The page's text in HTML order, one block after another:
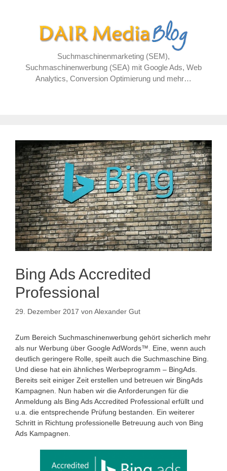
Suchmaschinenmarketing (SEM),
Suchmaschinenwerbung (SEA) mit Google Ads, Web
Analytics, Conversion Optimierung und mehr…
Bing Ads Accredited
Professional
29. Dezember 2017 von Alexander Gut
Zum Bereich Suchmaschinenwerbung gehört sicherlich mehr
als nur Werbung über Google AdWords™. Eine, wenn auch
deutlich geringere Rolle, speilt auch die Suchmaschine Bing.
Und diese hat ein ähnliches Werbeprogramm – BingAds.
Bereits seit einiger Zeit erstellen und betreuen wir BingAds
Kampagnen. Nun haben wir die Anforderungen für die
Anmeldung als Bing Ads Accredited Professional erfüllt und
u.a. die entsprechende Prüfung bestanden. Ein weiterer
Schritt in Richtung professionelle Betreuung auch von Bing
Ads Kampagnen.